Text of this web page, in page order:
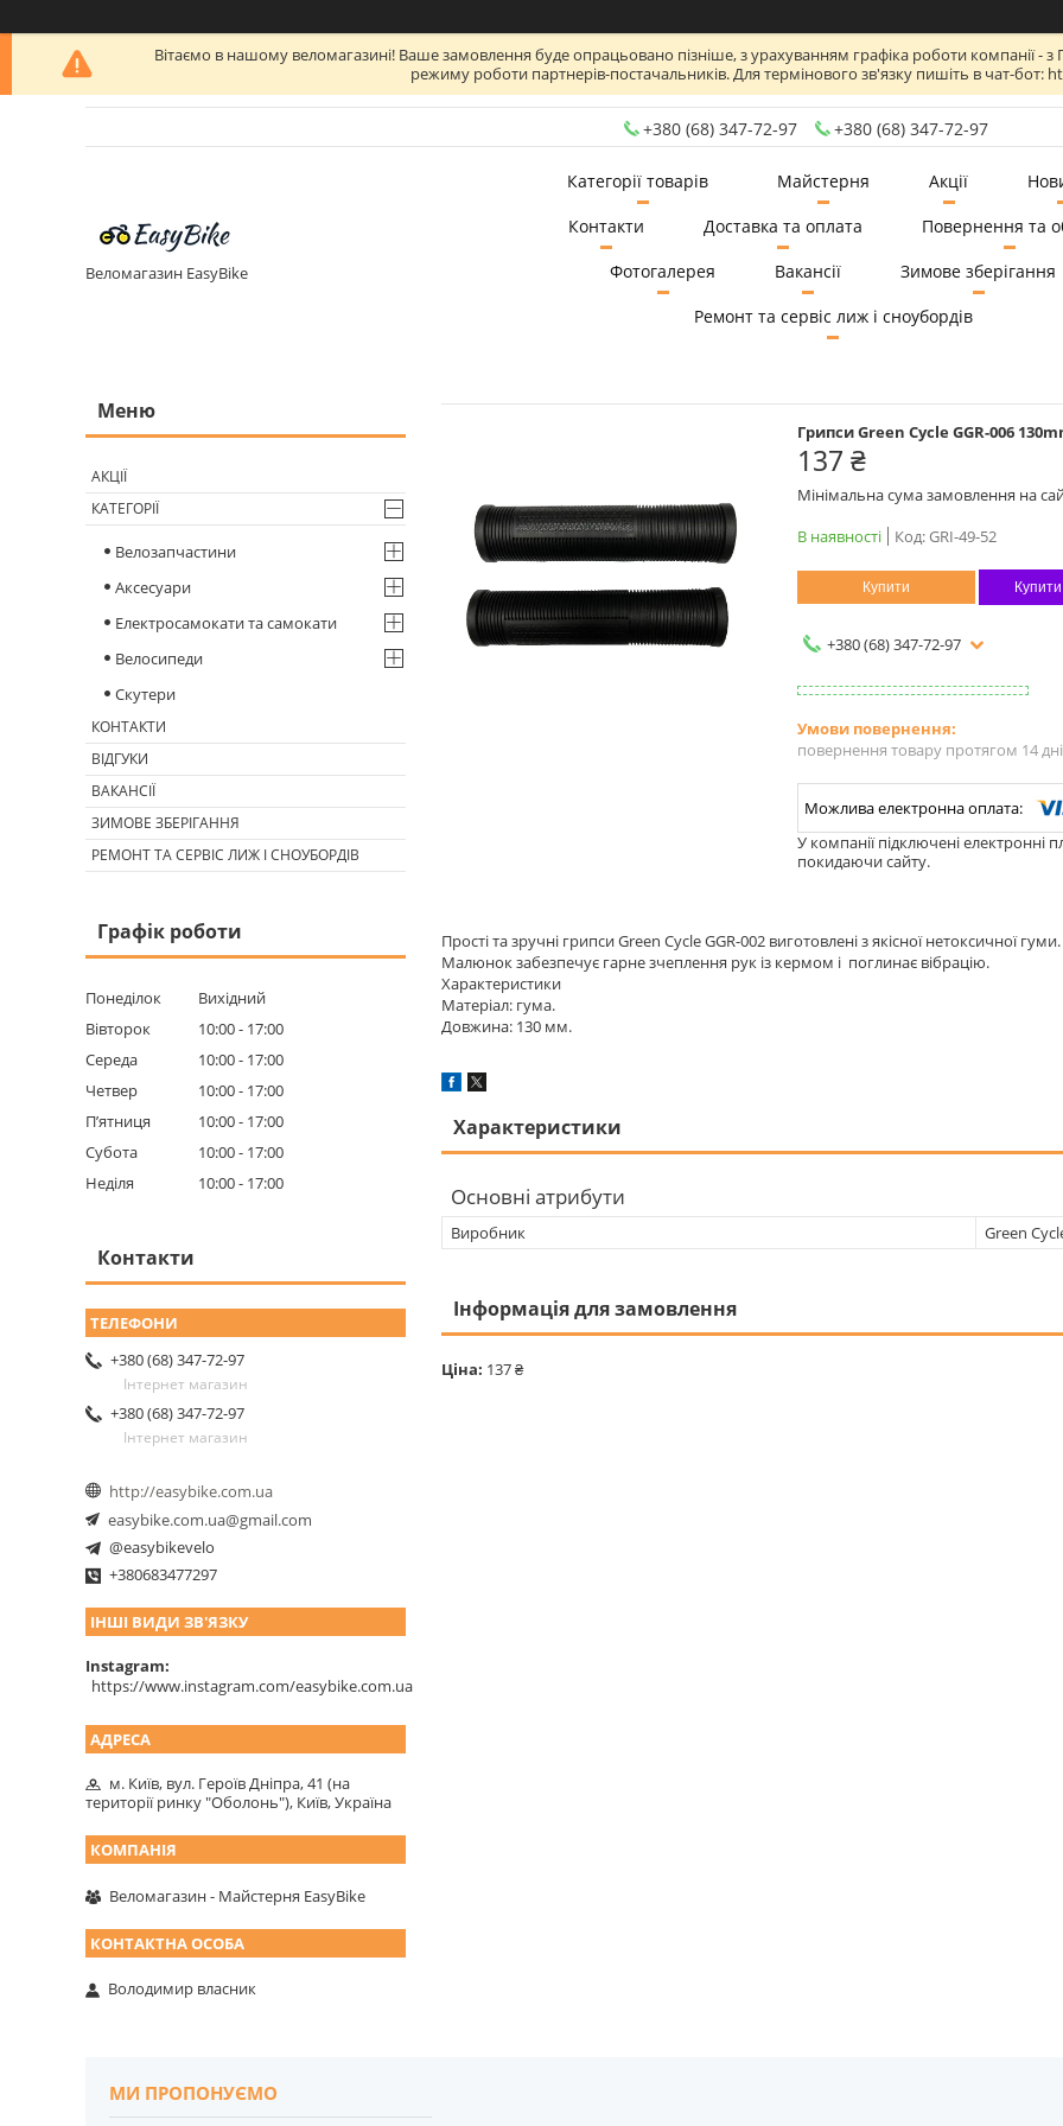
Вітаємо в нашому веломагазині! Ваше замовлення буде опрацьовано пізніше, з урахуванням графіка роботи компанії - з
режиму роботи партнерів-постачальників. Для термінового зв'язку пишіть в чат-
+380 (68) 347-72-97 +380 (68) 347-72-97
Веломагазин EasyBike
Категорії товарів Майстерня Акції
Контакти
Доставка та оплата
Повернення та
Фотогалерея
Вакансії
Зимове зберігання
Ремонт та сервіс лиж і сноубордів
Грипси Green Cycle GGR-006
137 ₴
Мінімальна сума замовлення на
В наявності
Код:GRI-49-52
Купити
+380 (68) 347-72-97
повернення товару протягом 14
У компанії підключені
покидаючи сайту.
Прості та зручні грипси Green Cycle GGR-002 виготовлені з якісної нетоксичної гуми.
Малюнок забезпечує гарне зчеплення рук із кермом і поглинає вібрацію.
Характеристики
Матеріал: гума.
Довжина: 130 мм.
Характеристики
Основні атрибути
Виробник Green
Інформація для замовлення
Ціна: 137 ₴
АКЦІЇ
КАТЕГОРІЇ
Велозапчастини
Аксесуари
Електросамокати та самокати
Велосипеди
Скутери
КОНТАКТИ
ВІДГУКИ
ВАКАНСІЇ
ЗИМОВЕ ЗБЕРІГАННЯ
РЕМОНТ ТА СЕРВІС ЛИЖ І СНОУБОРДІВ
Графік роботи
Понеділок
Вихідний
Вівторок
10:00
17:00
Середа
10:00
17:00
Четвер
10:00
17:00
Пʼятниця
10:00
17:00
Субота
10:00
17:00
Неділя
10:00 17:00
Контакти
+380 (68) 347-72-97
Інтернет магазин
+380 (68) 347-72-97
Інтернет магазин
http://easybike.com.ua
easybike.com.ua@gmail.com
@easybikevelo
+380683477297
ІНШІ ВИДИ ЗВ'ЯЗКУ
Instagram
https://www.instagram.com/easybike.com.ua
м. Київ, вул. Героїв Дніпра, 41 (на
території ринку "Оболонь"), Київ, Україна
Веломагазин - Майстерня EasyBike
Володимир власник
МИ ПРОПОНУЄМО